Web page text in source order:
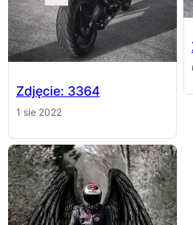
Zdjęcie: 3364
1 sie 2022